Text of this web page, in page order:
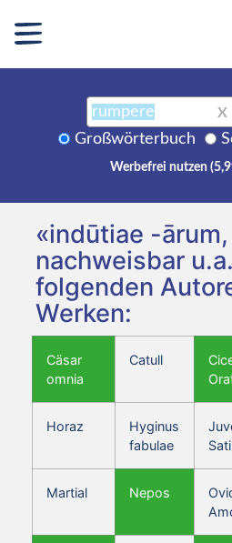
X
Großwörterbuch
Werbefrei nutzen
«indūtiae -
nachweisbar
folgenden
Werken:
Cäsar
omnia
Catull
Horaz
Hyginus
fabulae
Martial Nepos